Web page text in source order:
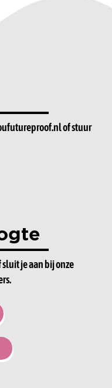
of stuur
je aan bij onze